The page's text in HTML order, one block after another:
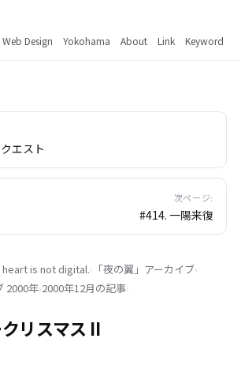
Web Design Yokohama About Link Keyword
エスト
次ページ:
#414. 一陽来復
heart is not digital.› 「夜の翼」 アーカイブ›
2000年›2000年12月の記事›
リスマス II